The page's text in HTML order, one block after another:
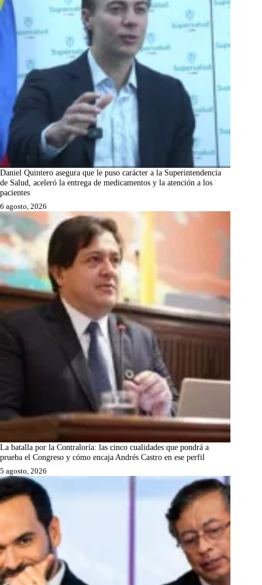
Daniel Quintero asegura que le puso carácter a la Superintendencia
de Salud, aceleró la entrega de medicamentos y la atención a los
pacientes
6 agosto, 2026
La batalla por la Contraloría: las cinco cualidades que pondrá a
prueba el Congreso y cómo encaja Andrés Castro en ese perfil
5 agosto, 2026